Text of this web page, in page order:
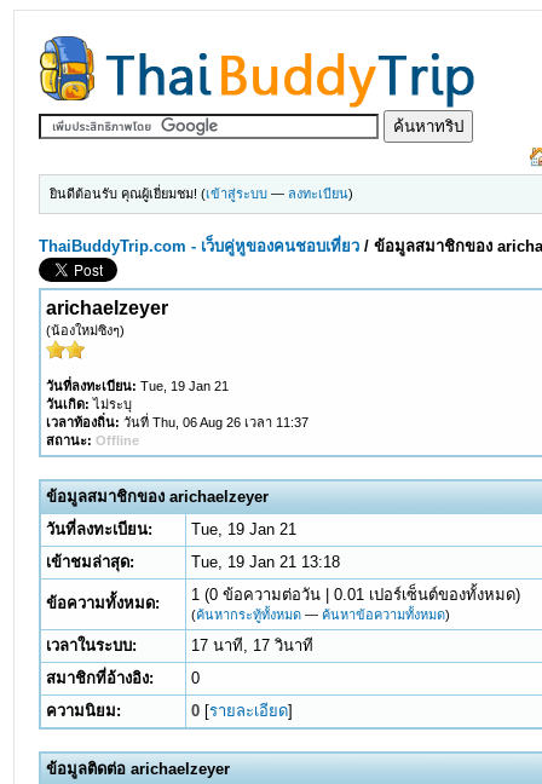
ยินดีต้อนรับ คุณผู้เยี่ยมชม! (เข้าสู่ระบบ — ลงทะเบียน)
ThaiBuddyTrip.com - เว็บคู่หูของคนชอบเที่ยว /ข้อมูลสมาชิกของ
arichaelzeyer
(น้องใหม่ซิงๆ)
วันที่ลงทะเบียน: Tue, 19 Jan 21
วันเกิด: ไม่ระบุ
เวลาท้องถิ่น: วันที่ Thu, 06 Aug 26 เวลา 11:37
สถานะ: Offline
ข้อมูลสมาชิกของ arichaelzeyer
วันที่ลงทะเบียน:
Tue, 19 Jan 21
เข้าชมล่าสุด:
Tue, 19 Jan 21 13:18
ข้อความทั้งหมด: 1 (0 ข้อความต่อวัน | 0.01 เปอร์เซ็นต์ของทั้งหมด)
(ค้นหากระทู้ทั้งหมด — ค้นหาข้อความทั้งหมด)
เวลาในระบบ:
17 นาที, 17 วินาที
สมาชิกที่อ้างอิง:
0
ความนิยม:
0 [รายละเอียด]
ข้อมูลติดต่อ arichaelzeyer